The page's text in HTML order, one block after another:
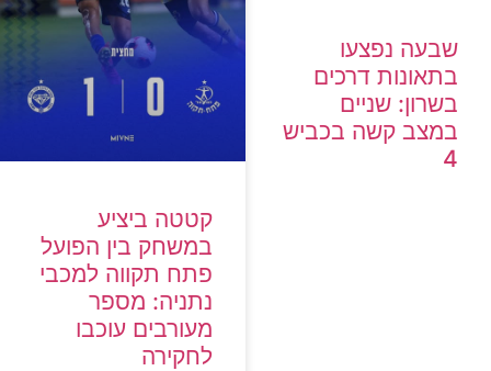
שבעה נפצעו
בתאונות דרכים
בשרון: שניים
במצב קשה בכביש
4
קטטה ביציע
במשחק בין הפועל
פתח תקווה למכבי
נתניה: מספר
מעורבים עוכבו
לחקירה